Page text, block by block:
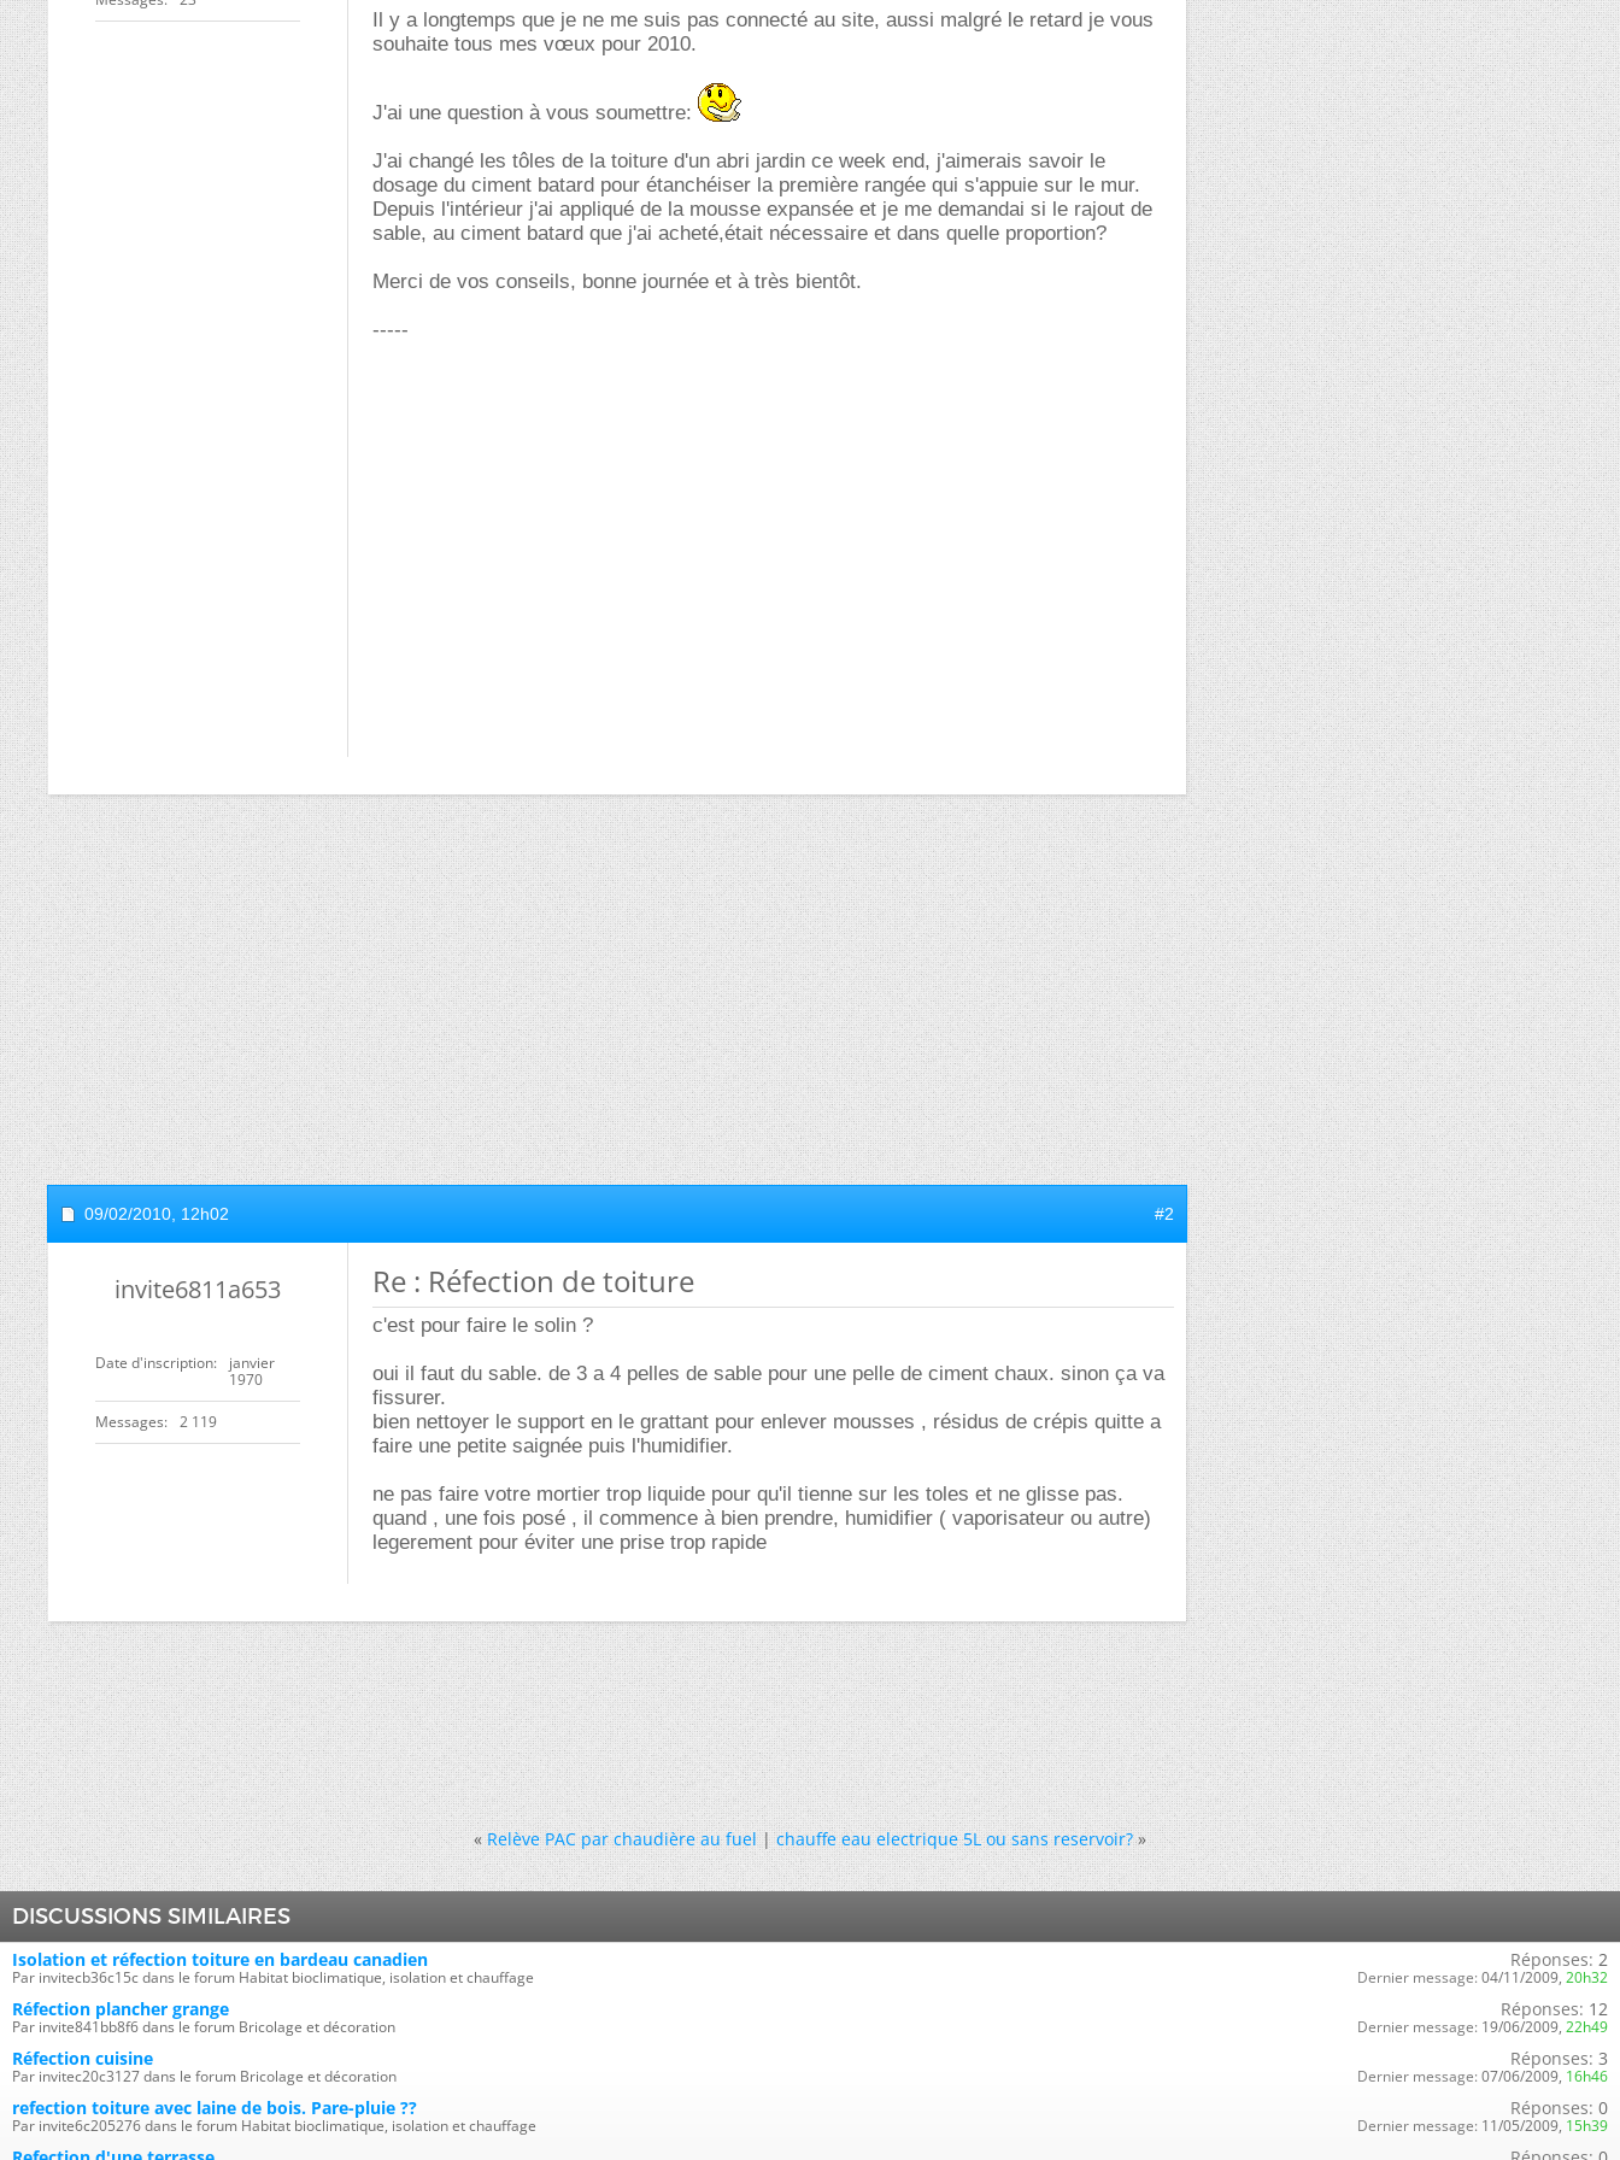
Il y a longtemps que je ne me suis pas connecté au site, aussi malgré le retard je vous
souhaite tous mes vœux pour 2010.
J'ai une question à vous soumettre:
J'ai changé les tôles de la toiture d'un abri jardin ce week end, j'aimerais savoir le
dosage du ciment batard pour étanchéiser la première rangée qui s'appuie sur le mur.
Depuis l'intérieur j'ai appliqué de la mousse expansée et je me demandai si le rajout de
sable, au ciment batard que j'ai acheté,était nécessaire et dans quelle proportion?
Merci de vos conseils, bonne journée et à très bientôt.
-----
09/02/2010, 12h02 #2
invite6811a653
Date d'inscription
janvier
1970
Messages 2 119
Re : Réfection de toiture
c'est pour faire le solin ?
oui il faut du sable. de 3 a 4 pelles de sable pour une pelle de ciment chaux. sinon ça va
fissurer.
bien nettoyer le support en le grattant pour enlever mousses , résidus de crépis quitte a
faire une petite saignée puis l'humidifier.
ne pas faire votre mortier trop liquide pour qu'il tienne sur les toles et ne glisse pas.
quand , une fois posé , il commence à bien prendre, humidifier ( vaporisateur ou autre)
legerement pour éviter une prise trop rapide
« Relève PAC par chaudière au fuel|chauffe eau electrique 5L ou sans reservoir? »
DISCUSSIONS SIMILAIRES
Isolation et réfection toiture en bardeau canadien
Par invitecb36c15c dans le forum Habitat bioclimatique, isolation et chauffage
Réponses: 2
Dernier message: 04/11/2009, 20h32
Réfection plancher grange
Par invite841bb8f6 dans le forum Bricolage et décoration
Réponses: 12
Dernier message: 19/06/2009, 22h49
Réfection cuisine
Par invitec20c3127 dans le forum Bricolage et décoration
Réponses: 3
Dernier message: 07/06/2009, 16h46
refection toiture avec laine de bois. Pare-pluie ??
Par invite6c205276 dans le forum Habitat bioclimatique, isolation et chauffage
Réponses: 0
Dernier message: 11/05/2009, 15h39